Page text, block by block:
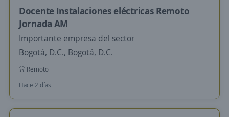
Docente Instalaciones eléctricas Remoto
Jornada AM
Importante empresa del sector
Bogotá, D.C., Bogotá, D.C.
Remoto
Hace 2 días